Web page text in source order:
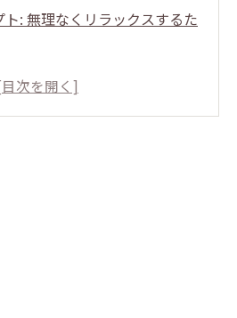
: 無理なくリラックスするた
具体的なテクニック